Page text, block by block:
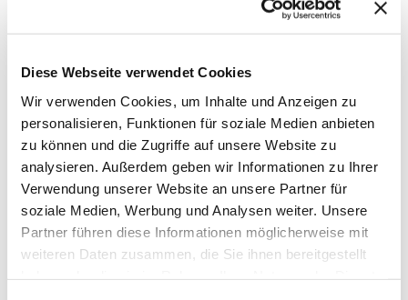
Diese Webseite verwendet Cookies
Wir verwenden Cookies, um Inhalte und Anzeigen zu
personalisieren, Funktionen für soziale Medien anbieten
zu können und die Zugriffe auf unsere Website zu
analysieren. Außerdem geben wir Informationen zu Ihrer
Verwendung unserer Website an unsere Partner für
soziale Medien, Werbung und Analysen weiter. Unsere
Partner führen diese Informationen möglicherweise mit
weiteren Daten zusammen, die Sie ihnen bereitgestellt
Route53 Profiles für zentrale DNS-
Konfigurationen
Mai 2024
1 2 3 … 6Nächste Seite »
mAIstack